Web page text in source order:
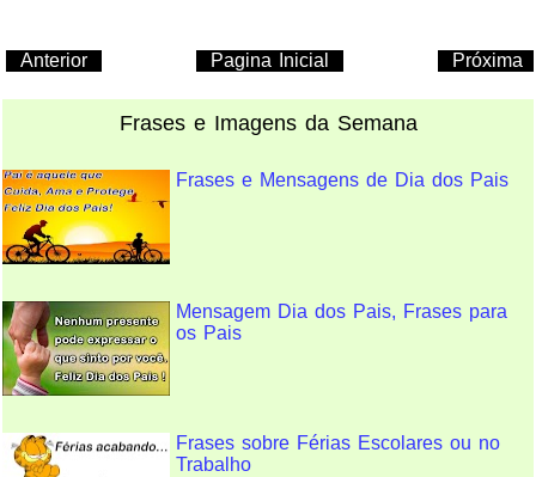
Anterior Próxima
Pagina Inicial
Frases e Imagens da Semana
Frases e Mensagens de Dia dos Pais
Mensagem Dia dos Pais, Frases para
os Pais
Frases sobre Férias Escolares ou no
Trabalho